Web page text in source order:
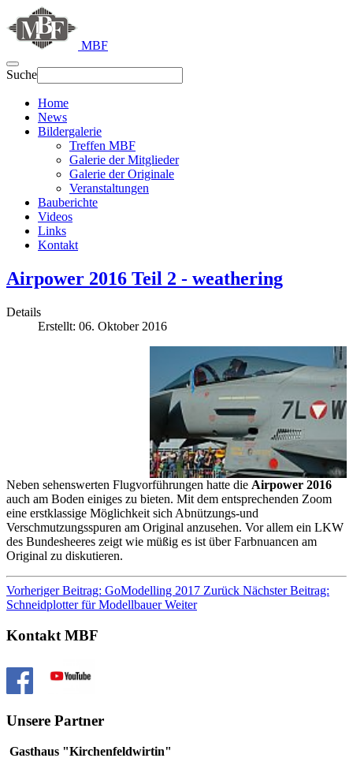
MBF
Suche
Home
News
Bildergalerie
Treffen MBF
Galerie der Mitglieder
Galerie der Originale
Veranstaltungen
Bauberichte
Videos
Links
Kontakt
Airpower 2016 Teil 2 - weathering
Details
Erstellt: 06. Oktober 2016
Neben sehenswerten Flugvorführungen hatte die Airpower 2016
auch am Boden einiges zu bieten. Mit dem entsprechenden Zoom
eine erstklassige Möglichkeit sich Abnützungs-und
Verschmutzungsspuren am Original anzusehen. Vor allem ein LKW
des Bundesheeres zeigt wie müßig es ist über Farbnuancen am
Original zu diskutieren.
Vorheriger Beitrag: GoModelling 2017 Zurück Nächster Beitrag:
Schneidplotter für ModellbauerWeiter
Kontakt MBF
Unsere Partner
Gasthaus "Kirchenfeldwirtin"